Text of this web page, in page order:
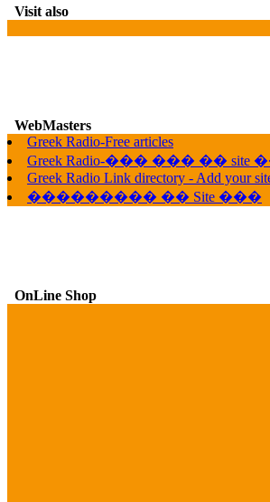
Visit also
WebMasters
Greek Radio-Free articles
Greek Radio-��� ��� �� site
Greek Radio Link directory - Add your
��������� �� Site ���
OnLine Shop